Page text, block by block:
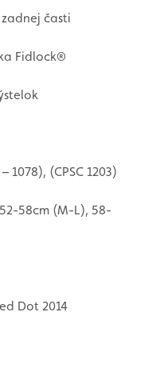
časti
Fidlock®
1078), (CPSC 1203)
58cm (M-L), 58-
Dot 2014